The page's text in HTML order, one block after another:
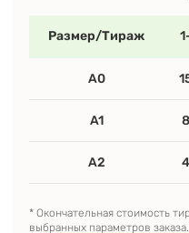
Размер/Тираж
A0
A1
A2
* Окончательная стоимость
выбранных параметров заказа.